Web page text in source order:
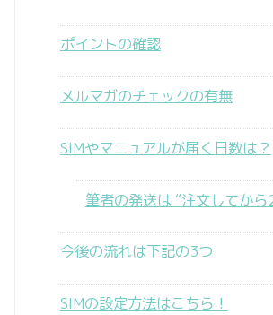
ポイントの確認
メルマガのチェックの有無
SIMやマニュアルが届く日数は？
筆者の発送は “注文してから
今後の流れは下記の3つ
SIMの設定方法はこちら！